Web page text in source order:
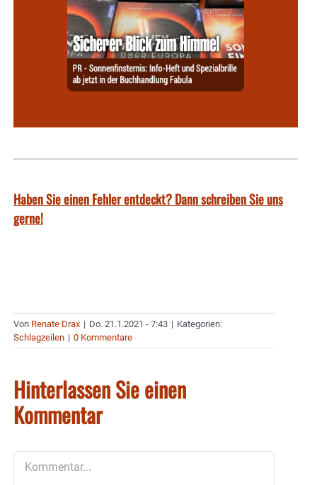
Haben Sie einen Fehler entdeckt? Dann schreiben Sie uns
gerne!
Von Renate Drax | Do. 21.1.2021 - 7:43 | Kategorien:
Schlagzeilen | 0 Kommentare
Hinterlassen Sie einen
Kommentar